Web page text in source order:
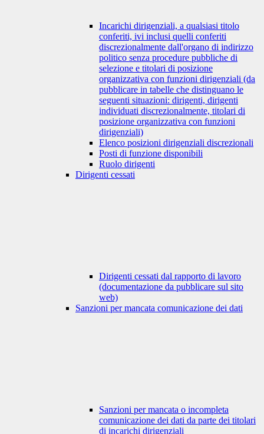
Incarichi dirigenziali, a qualsiasi titolo
conferiti, ivi inclusi quelli conferiti
discrezionalmente dall'organo di indirizzo
politico senza procedure pubbliche di
selezione e titolari di posizione
organizzativa con funzioni dirigenziali (da
pubblicare in tabelle che distinguano le
seguenti situazioni: dirigenti, dirigenti
individuati discrezionalmente, titolari di
posizione organizzativa con funzioni
dirigenziali)
Elenco posizioni dirigenziali discrezionali
Posti di funzione disponibili
Ruolo dirigenti
Dirigenti cessati
Dirigenti cessati dal rapporto di lavoro
(documentazione da pubblicare sul sito
web)
Sanzioni per mancata comunicazione dei dati
Sanzioni per mancata o incompleta
comunicazione dei dati da parte dei titolari
di incarichi dirigenziali